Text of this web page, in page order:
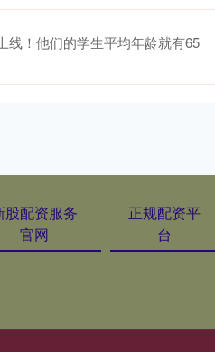
线！他们的学生平均年龄就有65
股配资服务
官网
正规配资平
台